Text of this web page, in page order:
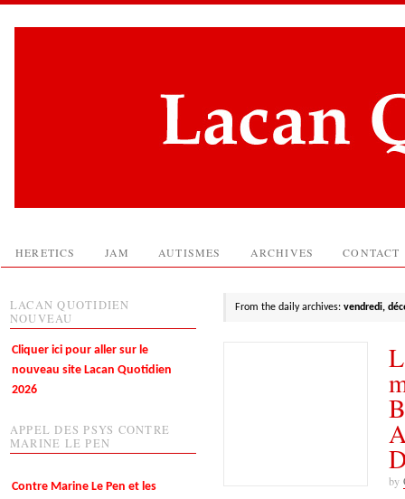
HERETICS JAM AUTISMES ARCHIVES CONTACT
From the daily archives: vendredi,
by
LACAN QUOTIDIEN
NOUVEAU
Cliquer ici pour aller sur le
nouveau site Lacan Quotidien
2026
APPEL DES PSYS CONTRE
MARINE LE PEN
Contre Marine Le Pen et les